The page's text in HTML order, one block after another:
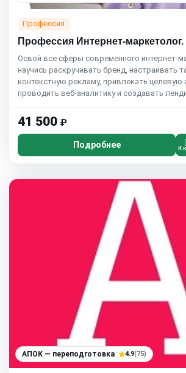
Профессия
Профессия Интернет-маркетолог.
Освой все сферы современного интернет-
научись раскручивать бренд, настраивать
контекстную рекламу, привлекать целевую
проводить веб-аналитику и создавать
41 500 ₽
Подробнее К
АПОК — переподготовка 4.9(75)